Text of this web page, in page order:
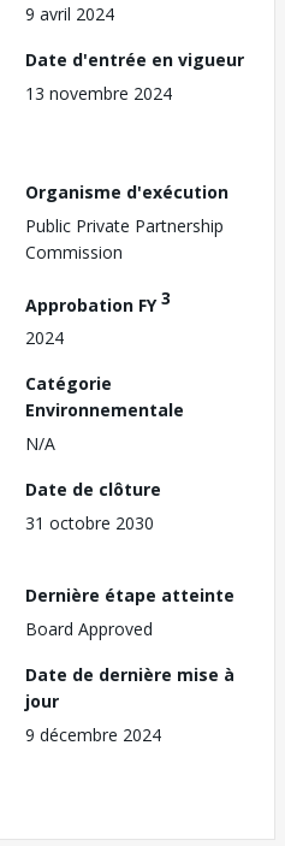
9 avril 2024
Date d'entrée en vigueur
13 novembre 2024
Organisme d'exécution
Public Private Partnership
Commission
Approbation FY3
2024
Catégorie
Environnementale
N/A
Date de clôture
31 octobre 2030
Dernière étape atteinte
Board Approved
Date de dernière mise à
jour
9 décembre 2024